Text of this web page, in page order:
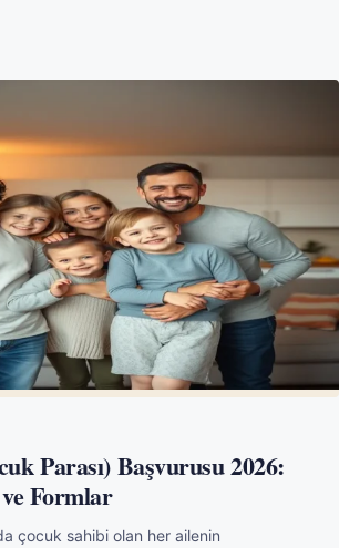
Parası) Başvurusu 2026:
Formlar
çocuk sahibi olan her ailenin